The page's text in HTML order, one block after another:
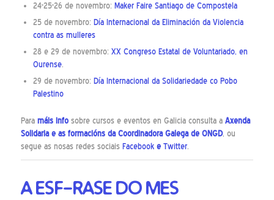
24-25-26 de novembro: Maker Faire Santiago de Compostela
25 de novembro: Día Internacional da Eliminación da Violencia
contra as mulleres
28 e 29 de novembro: XX Congreso Estatal de Voluntariado, en
Ourense.
29 de novembro: Día Internacional da Solidariedade co Pobo
Palestino
Para máis infosobre cursos e eventos en Galicia consulta a Axenda
Solidariae as formaciónsda Coordinadora Galega de ONGD, ou
segue as nosas redes sociais Facebooke Twitter.
A ESF-RASE DO MES